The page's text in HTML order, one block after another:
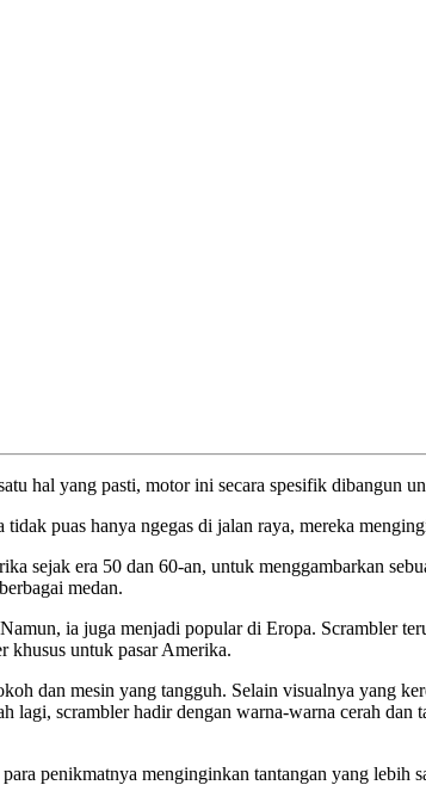
hal yang pasti, motor ini secara spesifik dibangun
puas hanya ngegas di jalan raya, mereka
sejak era 50 dan 60-an, untuk menggambarkan
medan.
ia juga menjadi popular di Eropa. Scrambler
khusus untuk pasar Amerika.
dan mesin yang tangguh. Selain visualnya yang
lagi, scrambler hadir dengan warna-warna cerah
penikmatnya menginginkan tantangan yang